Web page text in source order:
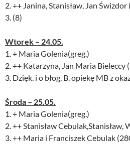
2. ++ Janina, Stanisław, Jan Świzdor
3. (8)
Wtorek – 24.05.
1. + Maria Golenia(greg.)
2. ++ Katarzyna, Jan Maria Bieleccy
3. Dzięk. i o błog. B. opiekę MB z
Środa – 25.05.
1. + Maria Golenia(greg.)
2. ++ Stanisław Cebulak,Stanisław,
3. ++ Maria i Franciszek Cebulak